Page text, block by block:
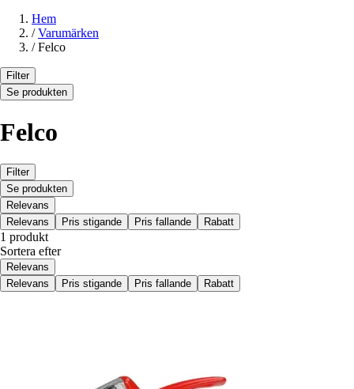
Hem
/ Varumärken
/ Felco
Filter
Se produkten
Felco
Filter
Se produkten
Relevans
Relevans
Pris stigande Pris fallande Rabatt
1 produkt
Sortera efter
Relevans
Relevans
Pris stigande Pris fallande Rabatt